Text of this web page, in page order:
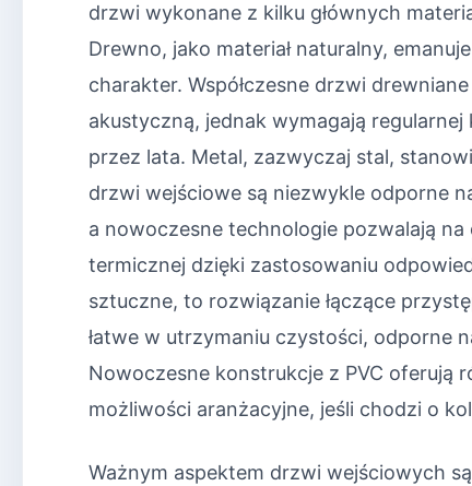
drzwi wykonane z kilku głównych
Drewno, jako materiał naturalny,
charakter. Współczesne drzwi
akustyczną, jednak wymagają
przez lata. Metal, zazwyczaj stal,
drzwi wejściowe są niezwykle odporne
a nowoczesne technologie pozwalają
termicznej dzięki zastosowaniu
sztuczne, to rozwiązanie łączące
łatwe w utrzymaniu czystości, odporne
Nowoczesne konstrukcje z PVC oferują
możliwości aranżacyjne, jeśli chodzi o
Ważnym aspektem drzwi wejściowych